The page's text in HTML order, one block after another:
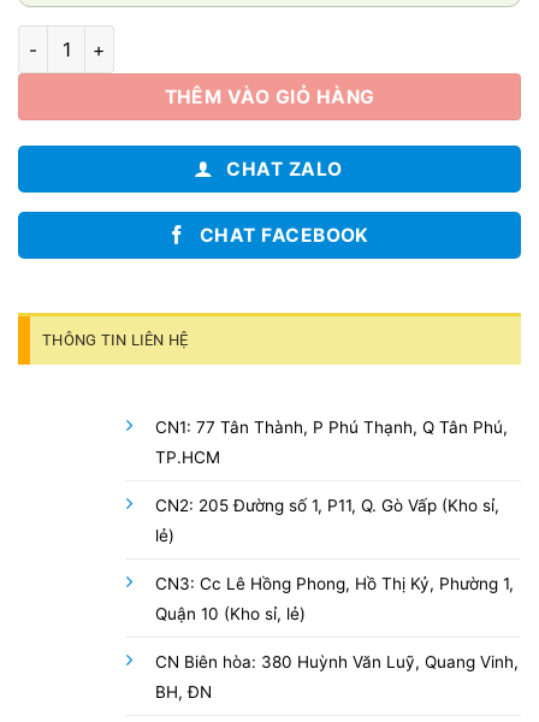
Hồng phúc 01 số lượng
THÊM VÀO GIỎ HÀNG
CHAT ZALO
CHAT FACEBOOK
THÔNG TIN LIÊN HỆ
CN1: 77 Tân Thành, P Phú Thạnh, Q Tân Phú,
TP.HCM
CN2: 205 Đường số 1, P11, Q. Gò Vấp (Kho sỉ,
lẻ)
CN3: Cc Lê Hồng Phong, Hồ Thị Kỷ, Phường 1,
Quận 10 (Kho sỉ, lẻ)
CN Biên hòa: 380 Huỳnh Văn Luỹ, Quang Vinh,
BH, ĐN